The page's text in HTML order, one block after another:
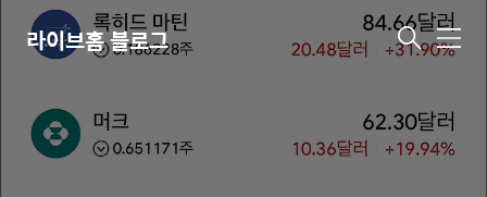
라이브홈 블로그 메
뉴